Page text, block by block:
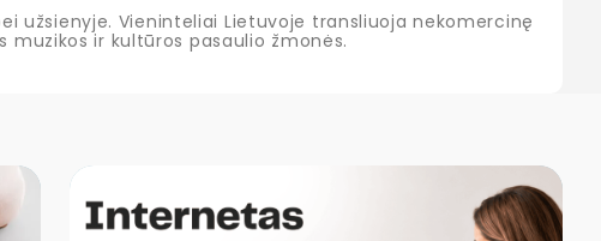
užsienyje. Vieninteliai Lietuvoje transliuoja nekomercinę
ir kultūros pasaulio žmonės.